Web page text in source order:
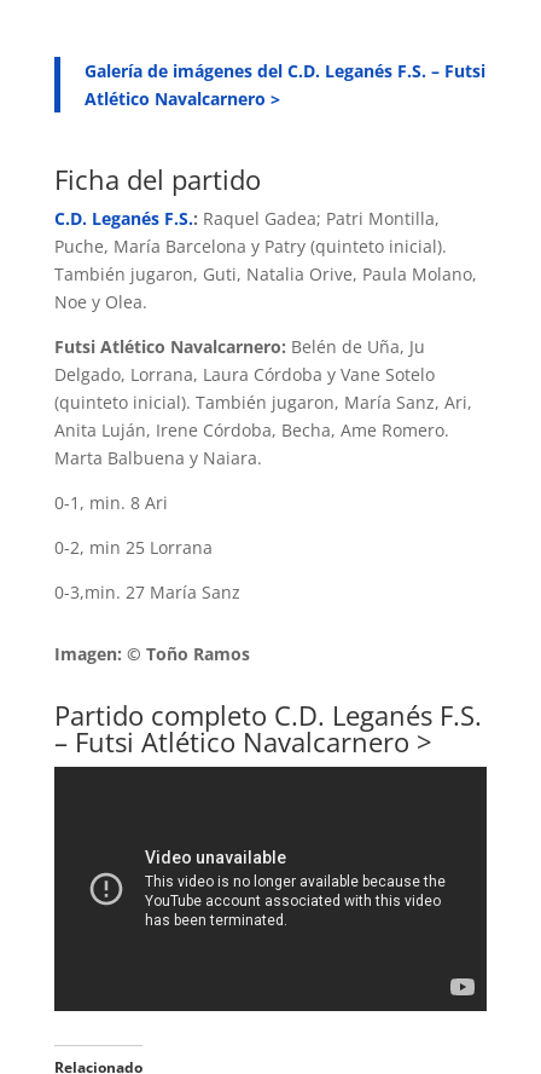
Galería de imágenes del C.D. Leganés F.S. – Futsi
Atlético Navalcarnero >
Ficha del partido
C.D. Leganés F.S.: Raquel Gadea; Patri Montilla,
Puche, María Barcelona y Patry (quinteto inicial).
También jugaron, Guti, Natalia Orive, Paula Molano,
Noe y Olea.
Futsi Atlético Navalcarnero: Belén de Uña, Ju
Delgado, Lorrana, Laura Córdoba y Vane Sotelo
(quinteto inicial). También jugaron, María Sanz, Ari,
Anita Luján, Irene Córdoba, Becha, Ame Romero.
Marta Balbuena y Naiara.
0-1, min. 8 Ari
0-2, min 25 Lorrana
0-3,min. 27 María Sanz
Imagen: © Toño Ramos
Partido completo C.D. Leganés F.S.
– Futsi Atlético Navalcarnero >
Relacionado